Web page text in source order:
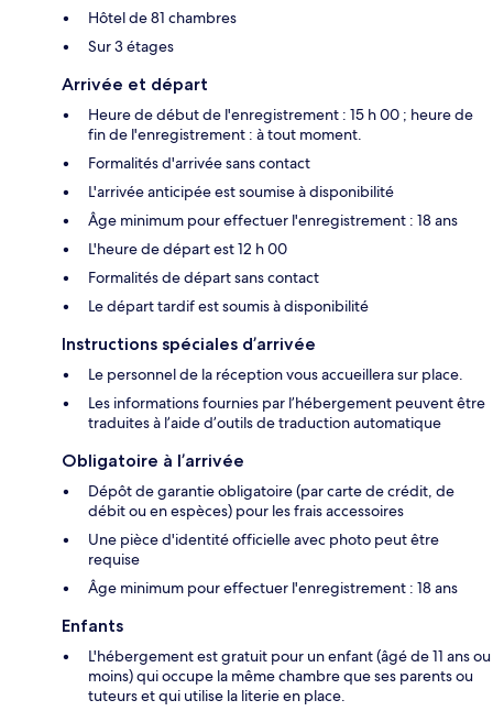
Hôtel de 81 chambres
Sur 3 étages
Arrivée et départ
Heure de début de l'enregistrement : 15 h 00 ; heure de
fin de l'enregistrement : à tout moment.
Formalités d'arrivée sans contact
L'arrivée anticipée est soumise à disponibilité
Âge minimum pour effectuer l'enregistrement : 18 ans
L'heure de départ est 12 h 00
Formalités de départ sans contact
Le départ tardif est soumis à disponibilité
Instructions spéciales d’arrivée
Le personnel de la réception vous accueillera sur place.
Les informations fournies par l’hébergement peuvent être
traduites à l’aide d’outils de traduction automatique
Obligatoire à l’arrivée
Dépôt de garantie obligatoire (par carte de crédit, de
débit ou en espèces) pour les frais accessoires
Une pièce d'identité officielle avec photo peut être
requise
Âge minimum pour effectuer l'enregistrement : 18 ans
Enfants
L'hébergement est gratuit pour un enfant (âgé de 11 ans ou
moins) qui occupe la même chambre que ses parents ou
tuteurs et qui utilise la literie en place.